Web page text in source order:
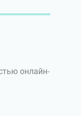
онлайн-